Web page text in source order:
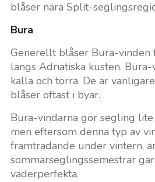
blåser nära Split-
Bura
Generellt blåser Bura-
längs Adriatiska kusten. Bura-
kalla och torra. De är
blåser oftast i byar.
Bura-vindarna gör segling
men eftersom denna typ av
framträdande under vintern,
sommarseglingssemestrar
väderperfekta.